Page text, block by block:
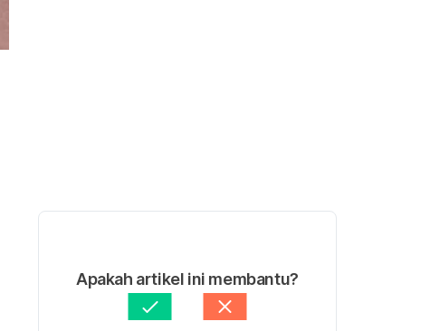
Apakah artikel ini membantu?